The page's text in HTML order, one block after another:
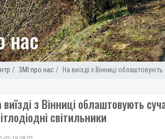
ЗМІ про нас На виїзді з Вінниці
нас
виїзді з Вінниці облаштовують
світильники